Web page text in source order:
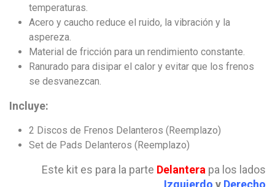
temperaturas.
Acero y caucho reduce el ruido, la vibración y la
aspereza.
Material de fricción para un rendimiento constante.
Ranurado para disipar el calor y evitar que los frenos
se desvanezcan.
Incluye:
2 Discos de Frenos Delanteros (Reemplazo)
Set de Pads Delanteros (Reemplazo)
Este kit es para la parte Delantera pa los lados